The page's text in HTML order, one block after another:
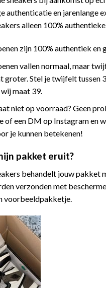
authenticatie en jarenlange
alleen 100%
zijn 100% authentiek en
vallen normaal, maar
groter. Stel je twijfelt tussen
maat 39.
niet op voorraad? Geen
of een DM op Instagram en
je kunnen betekenen!
pakket eruit?
behandelt jouw pakket
verzonden met
voorbeeldpakketje.